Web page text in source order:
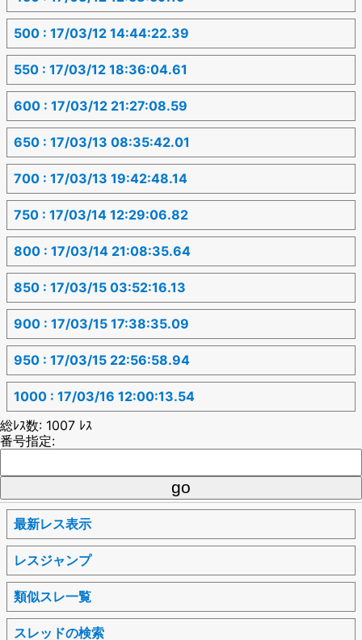
500 : 17/03/12 14:44:22.39
550 : 17/03/12 18:36:04.61
600 : 17/03/12 21:27:08.59
650 : 17/03/13 08:35:42.01
700 : 17/03/13 19:42:48.14
750 : 17/03/14 12:29:06.82
800 : 17/03/14 21:08:35.64
850 : 17/03/15 03:52:16.13
900 : 17/03/15 17:38:35.09
950 : 17/03/15 22:56:58.94
1000 : 17/03/16 12:00:13.54
総ﾚｽ数: 1007 ﾚｽ
番号指定:
最新レス表示
レスジャンプ
類似スレ一覧
スレッドの検索